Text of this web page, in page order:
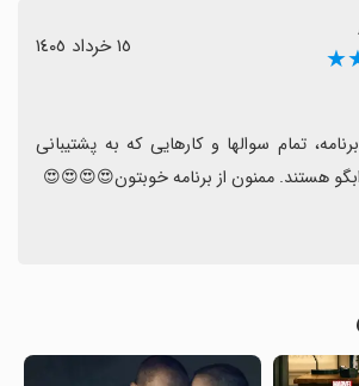
١٥ خرداد ١٤٠٥
هستند. ممنون از برنامه خوبتون😍😍😍😍